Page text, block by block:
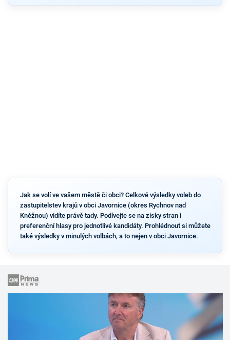
Jak se volí ve vašem městě či obci? Celkové výsledky voleb do
zastupitelstev krajů v obci Javornice (okres Rychnov nad
Kněžnou) vidíte právě tady. Podívejte se na zisky stran i
preferenční hlasy pro jednotlivé kandidáty. Prohlédnout si můžete
také výsledky v minulých volbách, a to nejen v obci Javornice.